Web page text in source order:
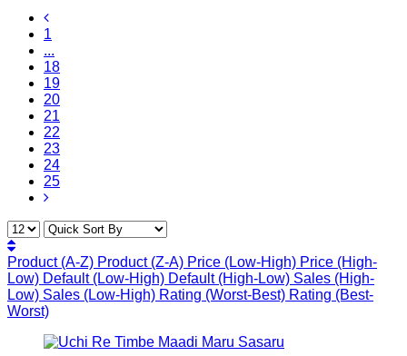
1
...
18
19
20
21
22
23
24
25
Product (A-Z) Product (Z-A) Price (Low-High) Price (High-
Low) Default (Low-High) Default (High-Low) Sales (High-
Low) Sales (Low-High) Rating (Worst-Best) Rating (Best-
Worst)